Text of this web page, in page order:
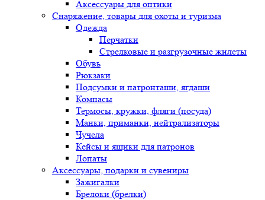
Аксессуары для оптики
Снаряжение, товары для охоты и туризма
Одежда
Перчатки
Стрелковые и разгрузочные жилеты
Обувь
Рюкзаки
Подсумки и патронташи, ягдаши
Компасы
Термосы, кружки, фляги (посуда)
Манки, приманки, нейтрализаторы
Чучела
Кейсы и ящики для патронов
Лопаты
Аксессуары, подарки и сувениры
Зажигалки
Брелоки (брелки)